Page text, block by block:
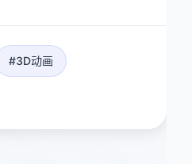
#3D动画